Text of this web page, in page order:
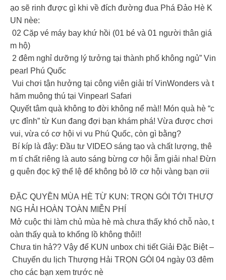
ạo sẽ rinh được gì khi về đích đường đua Phá Đảo Hè K
UN nèe:
️ 02 Cặp vé máy bay khứ hồi (01 bé và 01 người thân giá
m hộ)
️ 2 đêm nghỉ dưỡng lý tưởng tại thành phố không ngủ” Vin
pearl Phú Quốc
Vui chơi tận hưởng tại công viên giải trí VinWonders và t
hăm muông thú tại Vinpearl Safari
Quyết tâm quà không to đời không nể mà!! Món quà hè “c
ực đỉnh” từ Kun đang đợi bạn khám phá! Vừa được chơi
vui, vừa có cơ hội vi vu Phú Quốc, còn gì bằng?
Bí kíp là đây: Đầu tư VIDEO sáng tạo và chất lượng, thê
m tí chất riêng là auto sáng bừng cơ hội ẵm giải nha! Đừn
g quên đọc kỹ thể lệ để không bỏ lỡ cơ hội vàng bạn ơii
ĐẶC QUYỀN MÙA HÈ TỪ KUN: TRỌN GÓI TỚI THƯỢ
NG HẢI HOÀN TOÀN MIỄN PHÍ
Mở cuộc thi làm chủ mùa hè mà chưa thấy khó chỗ nào, t
oàn thấy quà to khổng lồ không thôi!!
Chưa tin hả?? Vậy để KUN unbox chi tiết Giải Đặc Biệt –
Chuyến du lịch Thượng Hải TRỌN GÓI 04 ngày 03 đêm
cho các bạn xem trước nè